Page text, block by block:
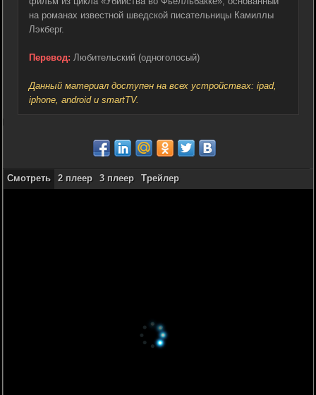
на романах известной шведской писательницы Камиллы
Лэкберг.
Перевод: Любительский (одноголосый)
Данный материал доступен на всех устройствах: ipad,
iphone, android и smartTV.
Смотреть 2 плеер 3 плеер Трейлер